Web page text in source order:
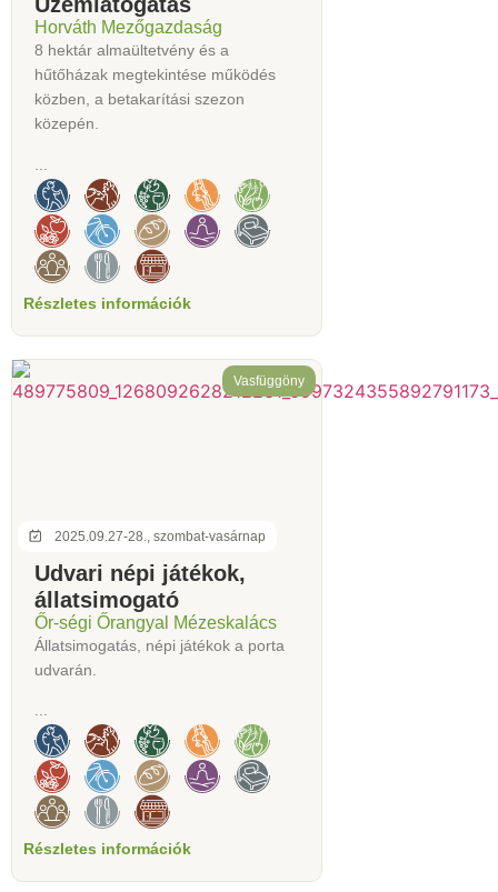
Horváth Mezőgazdaság
8 hektár almaültetvény és a
hűtőházak megtekintése működés
közben, a betakarítási szezon
közepén.
Részletes információk
2025.09.27-28., szombat-vasárnap
Vasfüggöny
Udvari népi játékok,
állatsimogató
Őr-ségi Őrangyal Mézeskalács
Állatsimogatás, népi játékok a porta
udvarán.
Részletes információk